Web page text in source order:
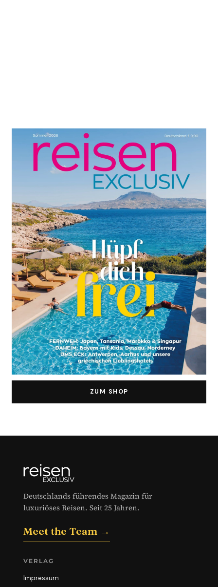
ZUM SHOP
Deutschlands führendes Magazin für
luxuriöses Reisen. Seit 25 Jahren.
Meet the Team →
VERLAG
Impressum